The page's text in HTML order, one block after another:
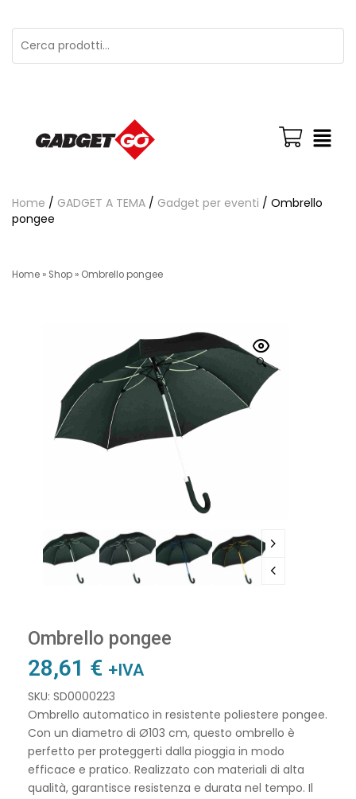
Home / GADGET A TEMA / Gadget per eventi / Ombrello
pongee
Home » Shop » Ombrello pongee
🔍
Ombrello pongee
28,61 € +IVA
SKU: SD0000223
Ombrello automatico in resistente poliestere pongee.
Con un diametro di Ø103 cm, questo ombrello è
perfetto per proteggerti dalla pioggia in modo
efficace e pratico. Realizzato con materiali di alta
qualità, garantisce resistenza e durata nel tempo. Il